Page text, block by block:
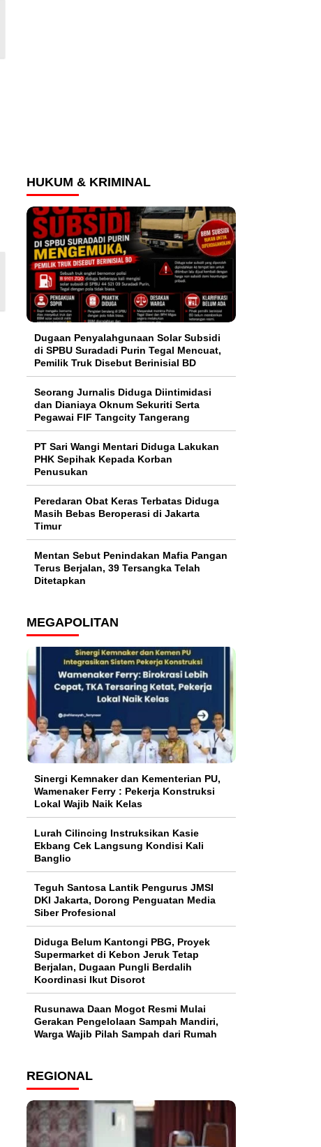
HUKUM & KRIMINAL
‎Dugaan Penyalahgunaan Solar Subsidi
di SPBU Suradadi Purin Tegal Mencuat,
Pemilik Truk Disebut Berinisial BD
Seorang Jurnalis Diduga Diintimidasi
dan Dianiaya Oknum Sekuriti Serta
Pegawai FIF Tangcity Tangerang
PT Sari Wangi Mentari Diduga Lakukan
PHK Sepihak Kepada Korban
Penusukan
Peredaran Obat Keras Terbatas Diduga
Masih Bebas Beroperasi di Jakarta
Timur
Mentan Sebut Penindakan Mafia Pangan
Terus Berjalan, 39 Tersangka Telah
Ditetapkan
MEGAPOLITAN
Sinergi Kemnaker dan Kementerian PU,
Wamenaker Ferry : Pekerja Konstruksi
Lokal Wajib Naik Kelas
Lurah Cilincing Instruksikan Kasie
Ekbang Cek Langsung Kondisi Kali
Banglio
Teguh Santosa Lantik Pengurus JMSI
DKI Jakarta, Dorong Penguatan Media
Siber Profesional
Diduga Belum Kantongi PBG, Proyek
Supermarket di Kebon Jeruk Tetap
Berjalan, Dugaan Pungli Berdalih
Koordinasi Ikut Disorot
Rusunawa Daan Mogot Resmi Mulai
Gerakan Pengelolaan Sampah Mandiri,
Warga Wajib Pilah Sampah dari Rumah
REGIONAL